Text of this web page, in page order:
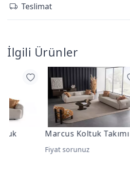
Teslimat
İlgili Ürünler
Marcus Koltuk Takımı
Fiyat sorunuz